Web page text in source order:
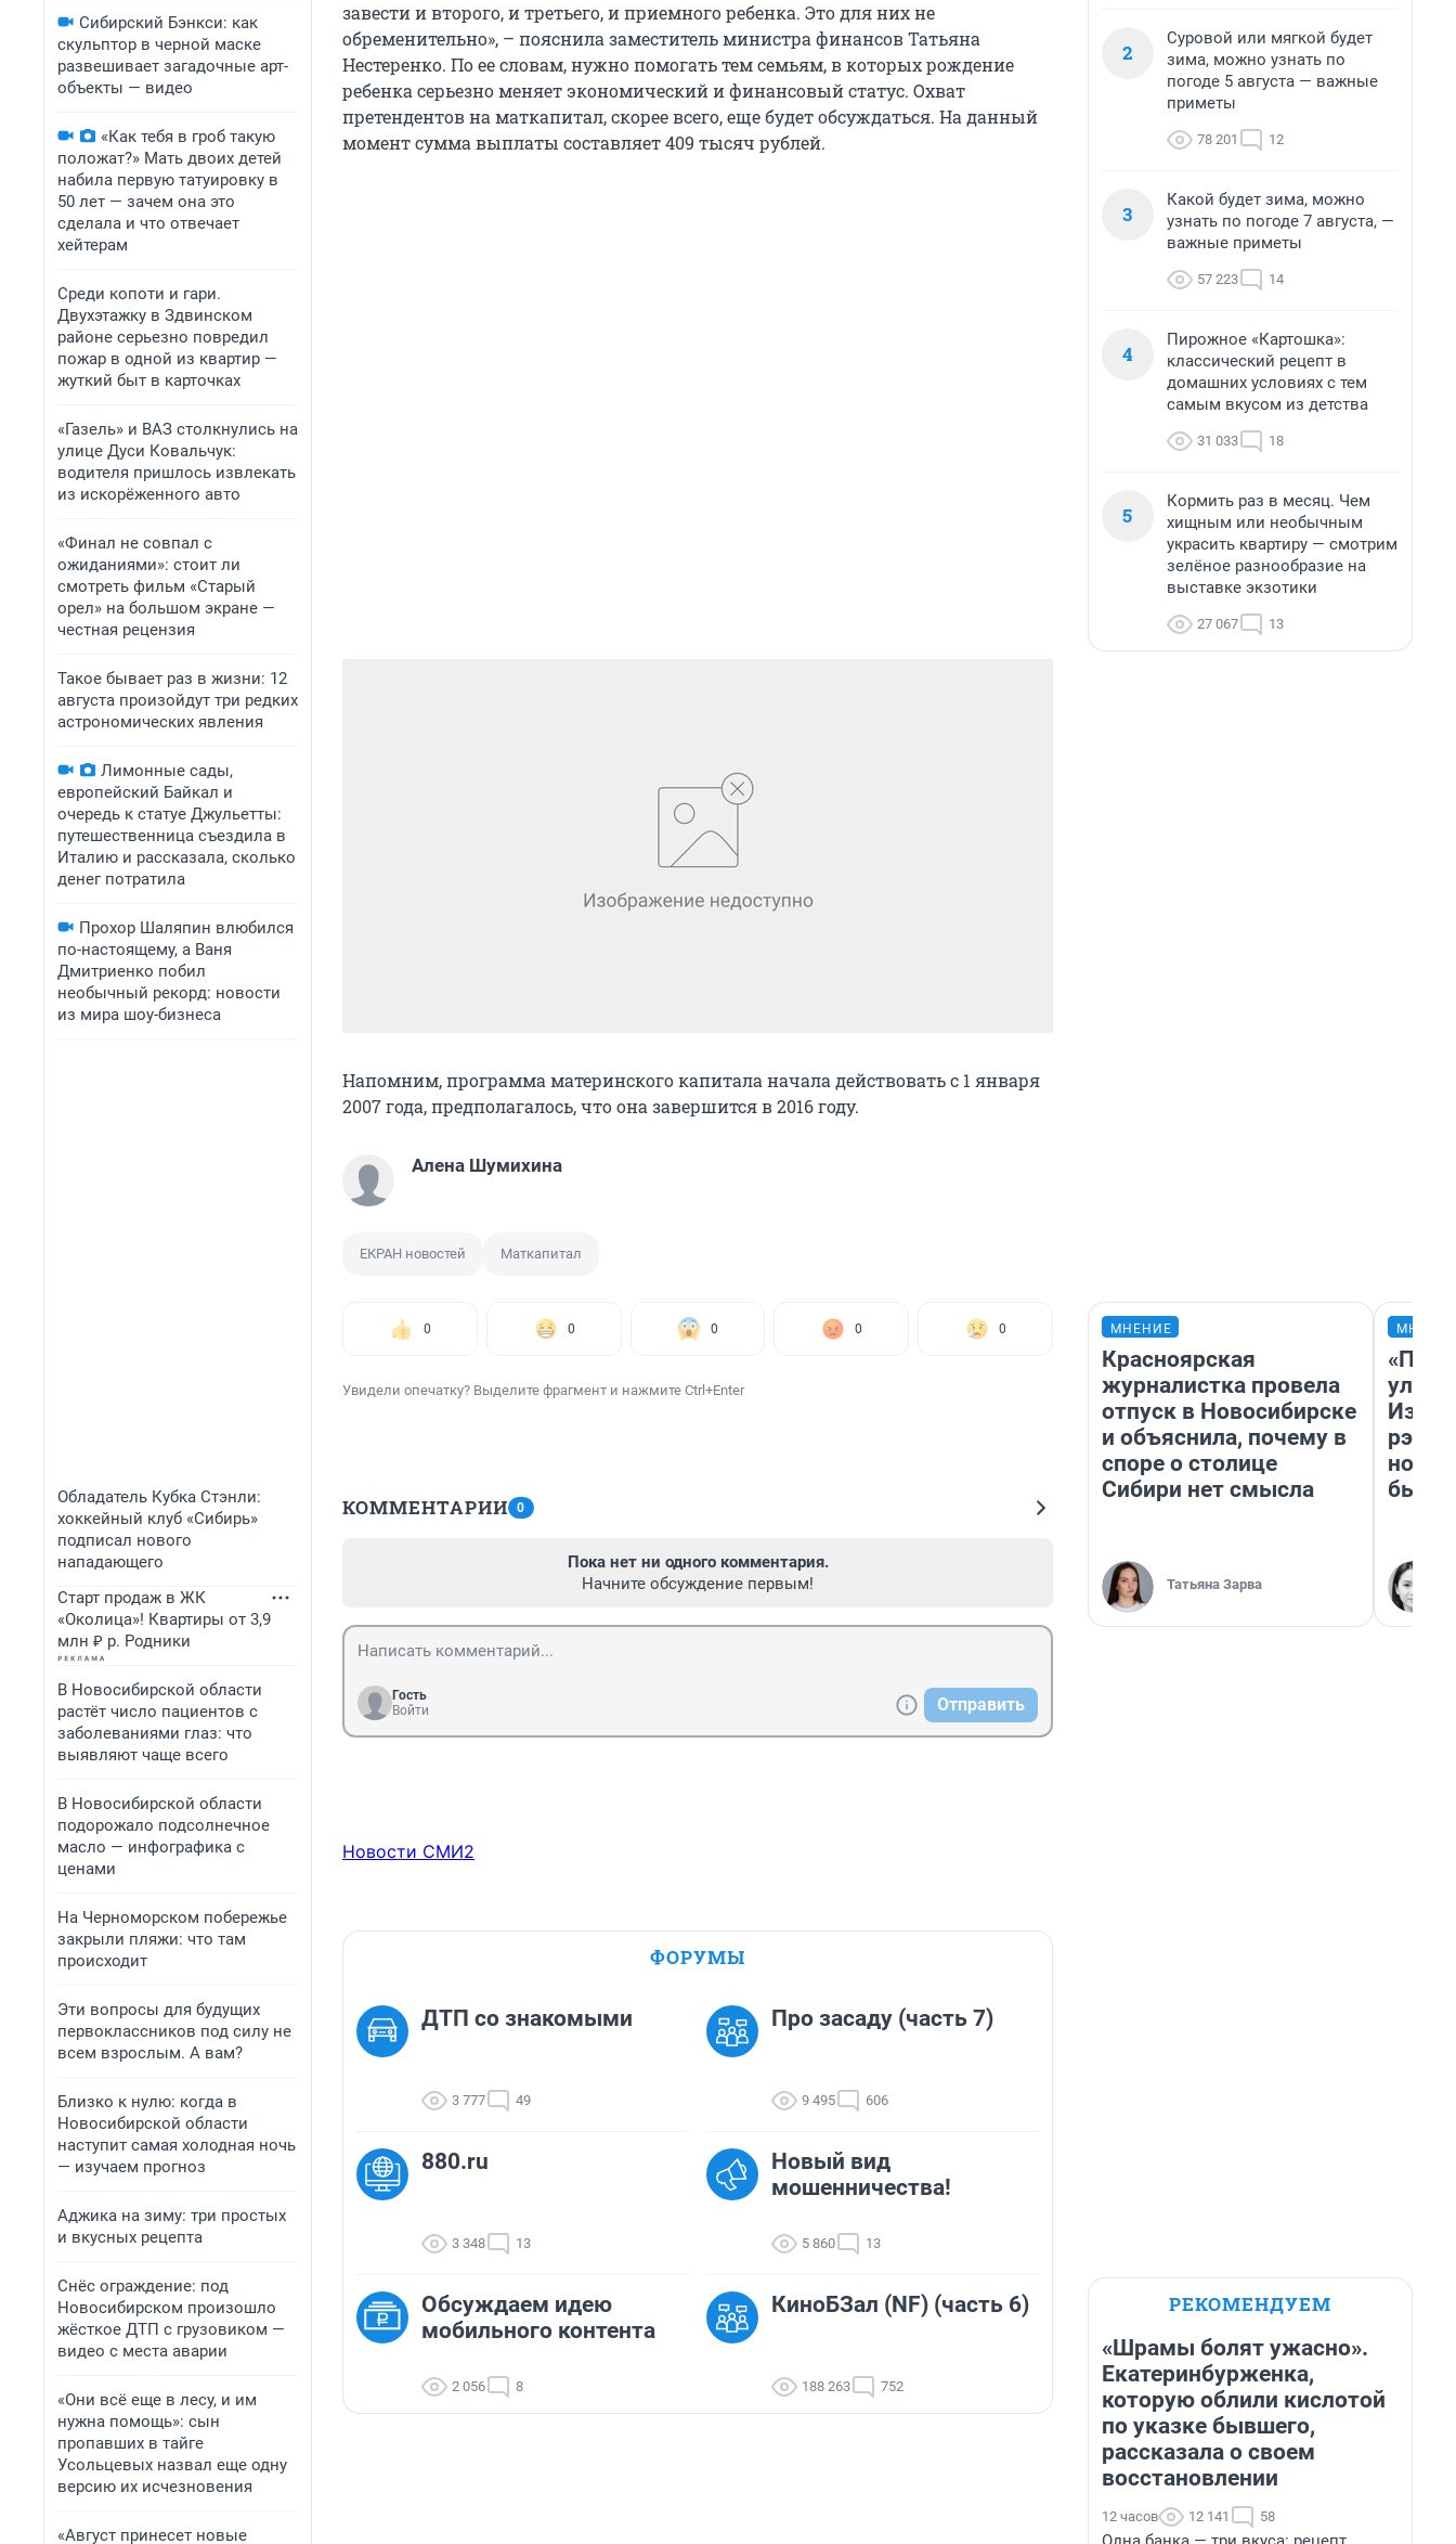
Сибирский Бэнкси: как
скульптор в черной маске
развешивает загадочные арт-
объекты — видео
«Как тебя в гроб такую
положат?» Мать двоих детей
набила первую татуировку в
50 лет — зачем она это
сделала и что отвечает
хейтерам
Среди копоти и гари.
Двухэтажку в Здвинском
районе серьезно повредил
пожар в одной из квартир —
жуткий быт в карточках
«Газель» и ВАЗ столкнулись на
улице Дуси Ковальчук:
водителя пришлось извлекать
из искорёженного авто
«Финал не совпал с
ожиданиями»: стоит ли
смотреть фильм «Старый
орел» на большом экране —
честная рецензия
Такое бывает раз в жизни: 12
августа произойдут три редких
астрономических явления
Лимонные сады,
европейский Байкал и
очередь к статуе Джульетты:
путешественница съездила в
Италию и рассказала, сколько
денег потратила
Прохор Шаляпин влюбился
по-настоящему, а Ваня
Дмитриенко побил
необычный рекорд: новости
из мира шоу-бизнеса
Обладатель Кубка Стэнли:
хоккейный клуб «Сибирь»
подписал нового
нападающего
Старт продаж в ЖК
«Околица»! Квартиры от 3,9
млн ₽ р. Родники
В Новосибирской области
растёт число пациентов с
заболеваниями глаз: что
выявляют чаще всего
В Новосибирской области
подорожало подсолнечное
масло — инфографика с
ценами
На Черноморском побережье
закрыли пляжи: что там
происходит
Эти вопросы для будущих
первоклассников под силу не
всем взрослым. А вам?
Близко к нулю: когда в
Новосибирской области
наступит самая холодная ночь
— изучаем прогноз
Аджика на зиму: три простых
и вкусных рецепта
Снёс ограждение: под
Новосибирском произошло
жёсткое ДТП с грузовиком —
видео с места аварии
«Они всё еще в лесу, и им
нужна помощь»: сын
пропавших в тайге
Усольцевых назвал еще одну
версию их исчезновения
«Август принесет новые
завести и второго, и третьего, и приемного ребенка. Это для них не
обременительно», – пояснила заместитель министра финансов Татьяна
Нестеренко. По ее словам, нужно помогать тем семьям, в которых рождение
ребенка серьезно меняет экономический и финансовый статус. Охват
претендентов на маткапитал, скорее всего, еще будет обсуждаться. На данный
момент сумма выплаты составляет 409 тысяч рублей.
Напомним, программа материнского капитала начала действовать с 1 января
2007 года, предполагалось, что она завершится в 2016 году.
Алена Шумихина
ЕКРАН новостей Маткапитал
0 0 0 0 0
Увидели опечатку? Выделите фрагмент и нажмите Ctrl+Enter
КОММЕНТАРИИ 0
Пока нет ни одного комментария.
Начните обсуждение первым!
Гость
Войти
Отправить
Новости СМИ2
ФОРУМЫ
ДТП со знакомыми
3 777 49
Про засаду (часть 7)
9 495 606
880.ru
3 348 13
Новый вид
мошенничества!
5 860 13
Обсуждаем идею
мобильного контента
2 056 8
КиноБЗал (NF) (часть 6)
188 263 752
2
Суровой или мягкой будет
зима, можно узнать по
погоде 5 августа — важные
приметы
78 201 12
3
Какой будет зима, можно
узнать по погоде 7 августа, —
важные приметы
57 223 14
4
Пирожное «Картошка»:
классический рецепт в
домашних условиях с тем
самым вкусом из детства
31 033 18
5
Кормить раз в месяц. Чем
хищным или необычным
украсить квартиру — смотрим
зелёное разнообразие на
выставке экзотики
27 067 13
МНЕНИЕ
Красноярская
журналистка провела
отпуск в Новосибирске
и объяснила, почему в
споре о столице
Сибири нет смысла
Татьяна Зарва
было
РЕКОМЕНДУЕМ
«Шрамы болят ужасно».
Екатеринбурженка,
которую облили кислотой
по указке бывшего,
рассказала о своем
восстановлении
12 часов 12 141 58